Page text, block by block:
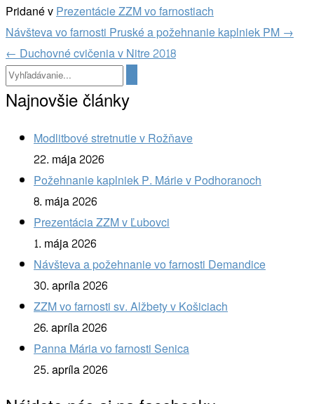
Pridané vPrezentácie ZZM vo farnostiach
Navigácia
v
článkoch
Návšteva vo farnosti Pruské a požehnanie kaplniek PM→
←Duchovné cvičenia v Nitre 2018
Najnovšie články
Modlitbové stretnutie v Rožňave
22. mája 2026
Požehnanie kaplniek P. Márie v Podhoranoch
8. mája 2026
Prezentácia ZZM v Ľubovci
1. mája 2026
Návšteva a požehnanie vo farnosti Demandice
30. apríla 2026
ZZM vo farnosti sv. Alžbety v Košiciach
26. apríla 2026
Panna Mária vo farnosti Senica
25. apríla 2026